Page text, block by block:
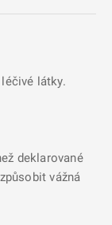
látky.
deklarované
vážná